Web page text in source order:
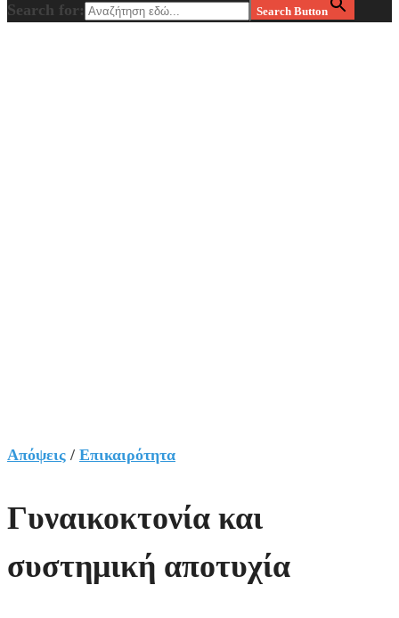
Search for: Search Button
Απόψεις / Επικαιρότητα
Γυναικοκτονία και
συστημική αποτυχία